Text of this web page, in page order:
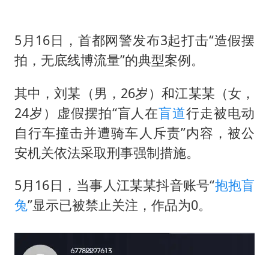
上海中心城区暴雨预警由橙变红
以军士兵把枪口对准中国记者
白海豚在海上打了个结
上海大部迎大暴雨
方桃子代言广告视频已下架
5月16日，首都网警发布3起打击“造假摆
拍，无底线博流量”的典型案例。
其中，刘某（男，26岁）和江某某（女，
24岁）虚假摆拍“盲人在盲道行走被电动
自行车撞击并遭骑车人斥责”内容，被公
安机关依法采取刑事强制措施。
5月16日，当事人江某某抖音账号“抱抱盲
兔”显示已被禁止关注，作品为0。